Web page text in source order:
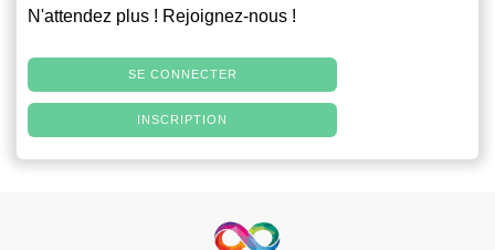
N'attendez plus ! Rejoignez-nous !
SE CONNECTER
INSCRIPTION